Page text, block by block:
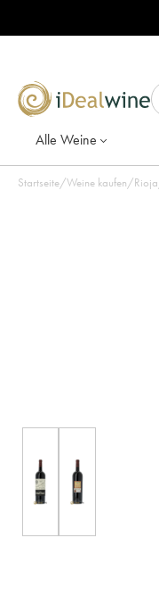
Alle Weine
Startseite/Weine kaufen/Rioja